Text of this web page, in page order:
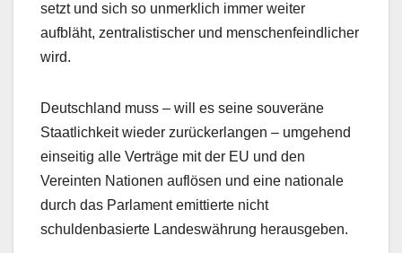
setzt und sich so unmerklich immer weiter
aufbläht, zentralistischer und menschenfeindlicher
wird.
Deutschland muss – will es seine souveräne
Staatlichkeit wieder zurückerlangen – umgehend
einseitig alle Verträge mit der EU und den
Vereinten Nationen auflösen und eine nationale
durch das Parlament emittierte nicht
schuldenbasierte Landeswährung herausgeben.